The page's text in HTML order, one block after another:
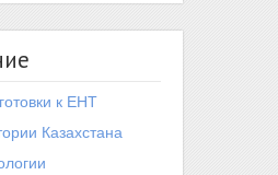
к ЕНТ
Казахстана